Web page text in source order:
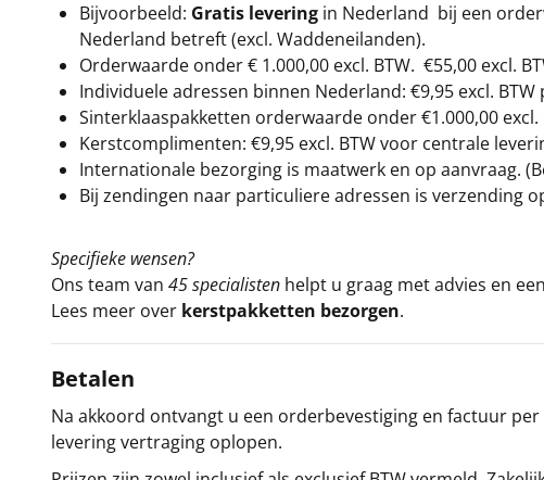
Bijvoorbeeld: Gratis levering in Nederland bij een
Nederland betreft (excl. Waddeneilanden).
Orderwaarde onder € 1.000,00 excl. BTW. €55,00 excl.
Individuele adressen binnen Nederland: €9,95 excl. BTW
Sinterklaaspakketten orderwaarde onder €1.000,00 excl.
Kerstcomplimenten: €9,95 excl. BTW voor centrale
Internationale bezorging is maatwerk en op aanvraag.
Bij zendingen naar particuliere adressen is verzending
Specifieke wensen?
Ons team van 45 specialisten helpt u graag met advies en
Lees meer over kerstpakketten bezorgen.
Betalen
Na akkoord ontvangt u een orderbevestiging en factuur
levering vertraging oplopen.